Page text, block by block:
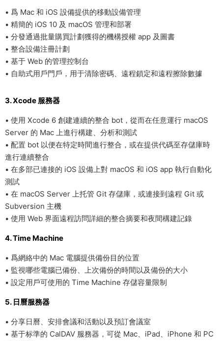
• 爲 Mac 和 iOS 設備提供的移動設備管理
• 精簡的 iOS 10 及 macOS 管理和部署
• 分發通過批量購買計劃獲得的機構授權 app 及圖書
• 整合設備注冊計劃
• 基于 Web 的管理控制台
• 自助式用戶門戶，用于清除密碼、遠程鎖定和遠程擦除數據
3. Xcode 服務器
• 使用 Xcode 6 創建連續的整合 bot，從而在任意運行 macOS
Server 的 Mac 上進行構建、分析和測試
• 配置 bot 以便在特定時間進行整合，或在提供代碼至存儲庫時
進行連續整合
• 在多部已連接的 iOS 設備上對 macOS 和 iOS app 執行自動化
測試
• 在 macOS Server 上托管 Git 存儲庫，或連接到遠程 Git 或
Subversion 主機
• 使用 Web 界面遠程訪問詳細的整合摘要和夜間構建記錄
4. Time Machine
• 爲網絡中的 Mac 電腦提供備份目的位置
• 監視哪些電腦已備份、上次備份的時間以及備份的大小
• 設定用戶可使用的 Time Machine 存儲容量限制
5. 日曆服務器
• 分享日曆、安排會議和活動以及預訂會議室
• 基于标準的 CalDAV 服務器，可從 Mac、iPad、iPhone 和 PC